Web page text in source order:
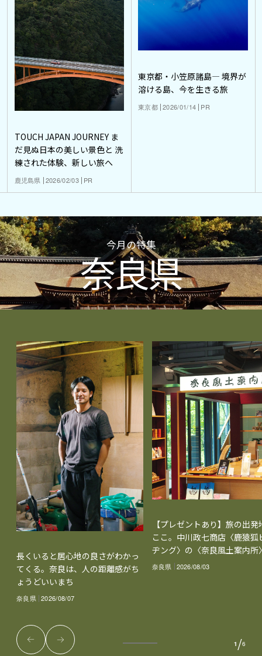
TOUCH JAPAN JOURNEY ま
だ見ぬ日本の美しい景色と 洗
練された体験、新しい旅へ
鹿児島県 2026/02/03 PR
東京都・小笠原諸島― 境界が
溶ける島、今を生きる旅
東京都 2026/01/14 PR
今月の特集
奈良県
長くいると居心地の良さがわかっ
てくる。奈良は、人の距離感がち
ょうどいいまち
奈良県 2026/08/07
【プレゼントあり】旅の出発
ここ。中川政七商店〈鹿猿狐
ヂング〉の〈奈良風土案内所
奈良県 2026/08/03
1 /6